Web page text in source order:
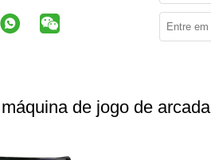
de jogo de arcada